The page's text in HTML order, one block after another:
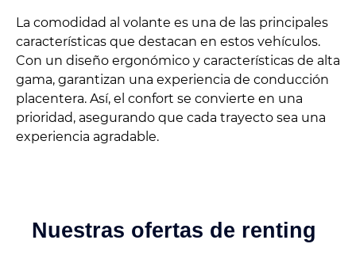
La comodidad al volante es una de las principales
características que destacan en estos vehículos.
Con un diseño ergonómico y características de alta
gama, garantizan una experiencia de conducción
placentera. Así, el confort se convierte en una
prioridad, asegurando que cada trayecto sea una
experiencia agradable.
Nuestras ofertas de renting